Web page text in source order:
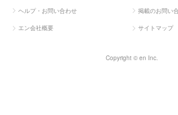
ヘルプ・お問い合わせ 掲載のお問い
エン会社概要 サイトマップ
Copyright © en Inc.